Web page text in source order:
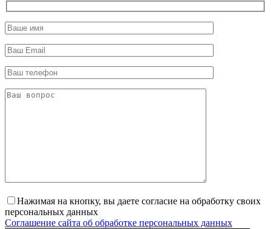
Нажимая на кнопку, вы даете согласие на обработку своих
персональных данных
Соглашение сайта об обработке персональных данных